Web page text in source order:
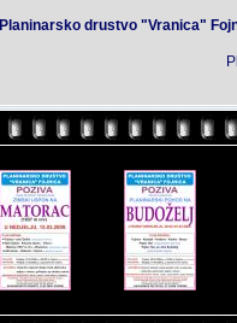
Planinarsko drustvo "Vranica"